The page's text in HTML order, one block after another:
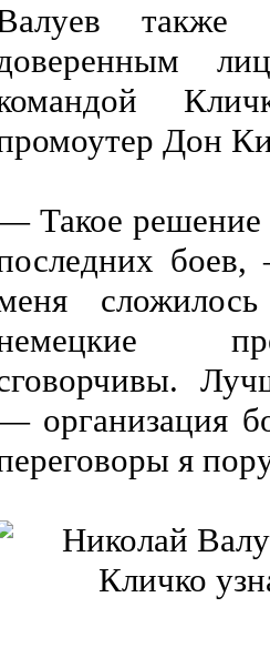
также
Дон
Такое решение
организация
я